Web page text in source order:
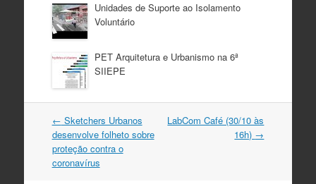
Unidades de Suporte ao Isolamento
Voluntário
PET Arquitetura e Urbanismo na 6ª
SIIEPE
Navegação
do
post
← Sketchers Urbanos
desenvolve folheto sobre
proteção contra o
coronavírus
LabCom Café (30/10 às
16h) →